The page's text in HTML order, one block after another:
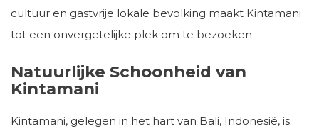
cultuur en gastvrije lokale bevolking maakt Kintamani
tot een onvergetelijke plek om te bezoeken.
Natuurlijke Schoonheid van
Kintamani
Kintamani, gelegen in het hart van Bali, Indonesië, is